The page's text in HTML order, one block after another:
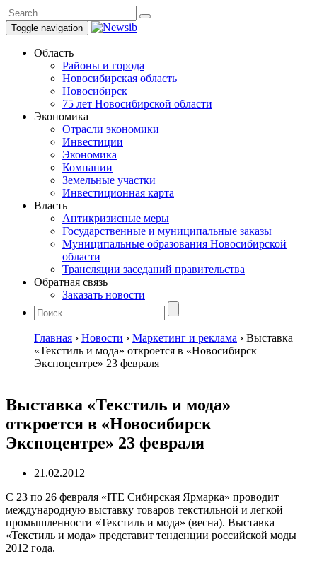
Toggle navigation
Область
Районы и города
Новосибирская область
Новосибирск
75 лет Новосибирской области
Экономика
Отрасли экономики
Инвестиции
Экономика
Компании
Земельные участки
Инвестиционная карта
Власть
Антикризисные меры
Государственные и муниципальные заказы
Муниципальные образования Новосибирской
области
Трансляции заседаний правительства
Обратная связь
Заказать новости
Главная › Новости › Маркетинг и реклама › Выставка
«Текстиль и мода» откроется в «Новосибирск
Экспоцентре» 23 февраля
Выставка «Текстиль и мода»
откроется в «Новосибирск
Экспоцентре» 23 февраля
21.02.2012
С 23 по 26 февраля «ITE Сибирская Ярмарка» проводит
международную выставку товаров текстильной и легкой
промышленности «Текстиль и мода» (весна). Выставка
«Текстиль и мода» представит тенденции российской моды
2012 года.